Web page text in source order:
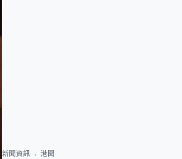
新聞資訊 港聞